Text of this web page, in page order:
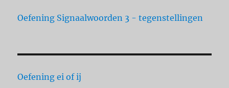
Oefening Signaalwoorden 3 - tegenstellingen
Oefening ei of ij